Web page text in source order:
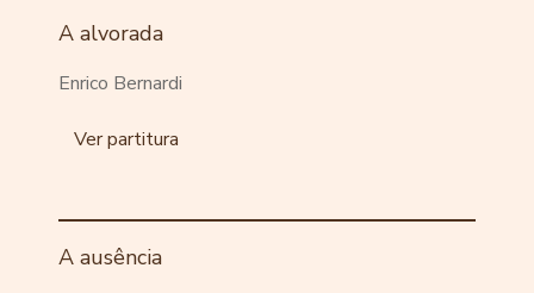
A alvorada
Enrico Bernardi
Ver partitura
A ausência